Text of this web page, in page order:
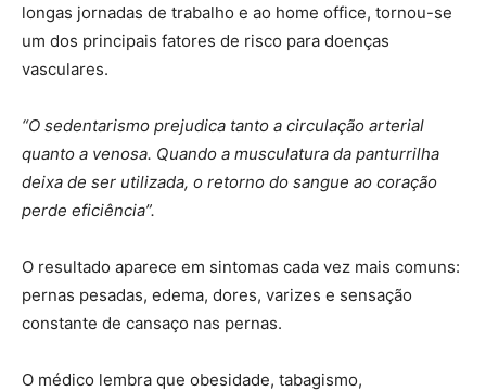
longas jornadas de trabalho e ao home office, tornou-se
um dos principais fatores de risco para doenças
vasculares.
“O sedentarismo prejudica tanto a circulação arterial
quanto a venosa. Quando a musculatura da panturrilha
deixa de ser utilizada, o retorno do sangue ao coração
perde eficiência”.
O resultado aparece em sintomas cada vez mais comuns:
pernas pesadas, edema, dores, varizes e sensação
constante de cansaço nas pernas.
O médico lembra que obesidade, tabagismo,